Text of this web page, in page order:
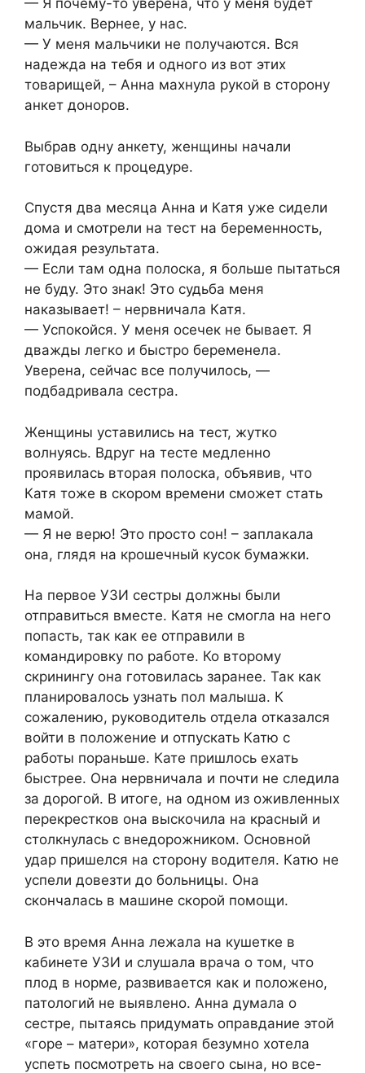
— Я почему-то уверена, что у меня будет
мальчик. Вернее, у нас.
— У меня мальчики не получаются. Вся
надежда на тебя и одного из вот этих
товарищей, – Анна махнула рукой в сторону
анкет доноров.
Выбрав одну анкету, женщины начали
готовиться к процедуре.
Спустя два месяца Анна и Катя уже сидели
дома и смотрели на тест на беременность,
ожидая результата.
— Если там одна полоска, я больше пытаться
не буду. Это знак! Это судьба меня
наказывает! – нервничала Катя.
— Успокойся. У меня осечек не бывает. Я
дважды легко и быстро беременела.
Уверена, сейчас все получилось, —
подбадривала сестра.
Женщины уставились на тест, жутко
волнуясь. Вдруг на тесте медленно
проявилась вторая полоска, объявив, что
Катя тоже в скором времени сможет стать
мамой.
— Я не верю! Это просто сон! – заплакала
она, глядя на крошечный кусок бумажки.
На первое УЗИ сестры должны были
отправиться вместе. Катя не смогла на него
попасть, так как ее отправили в
командировку по работе. Ко второму
скринингу она готовилась заранее. Так как
планировалось узнать пол малыша. К
сожалению, руководитель отдела отказался
войти в положение и отпускать Катю с
работы пораньше. Кате пришлось ехать
быстрее. Она нервничала и почти не следила
за дорогой. В итоге, на одном из оживленных
перекрестков она выскочила на красный и
столкнулась с внедорожником. Основной
удар пришелся на сторону водителя. Катю не
успели довезти до больницы. Она
скончалась в машине скорой помощи.
В это время Анна лежала на кушетке в
кабинете УЗИ и слушала врача о том, что
плод в норме, развивается как и положено,
патологий не выявлено. Анна думала о
сестре, пытаясь придумать оправдание этой
«горе – матери», которая безумно хотела
успеть посмотреть на своего сына, но все-